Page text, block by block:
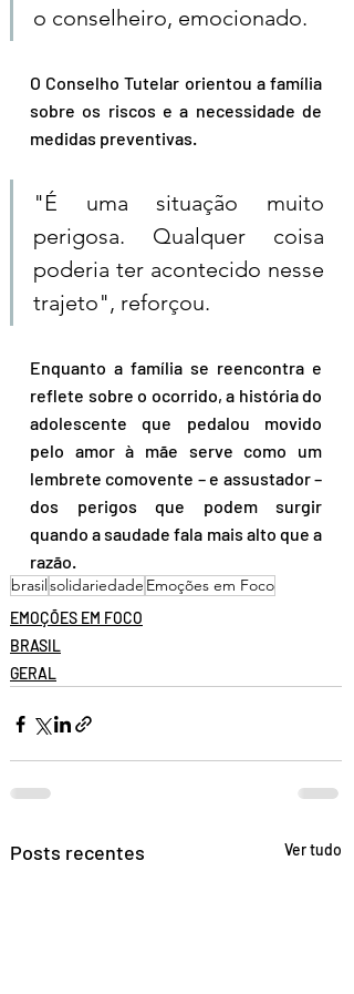
o conselheiro, emocionado.
O Conselho Tutelar orientou a família
sobre os riscos e a necessidade de
medidas preventivas.
"É uma situação muito
perigosa. Qualquer coisa
poderia ter acontecido nesse
trajeto", reforçou.
Enquanto a família se reencontra e
reflete sobre o ocorrido, a história do
adolescente que pedalou movido
pelo amor à mãe serve como um
lembrete comovente – e assustador –
dos perigos que podem surgir
quando a saudade fala mais alto que a
razão.
brasil solidariedade Emoções em Foco
EMOÇÕES EM FOCO
BRASIL
GERAL
Posts recentes Ver tudo